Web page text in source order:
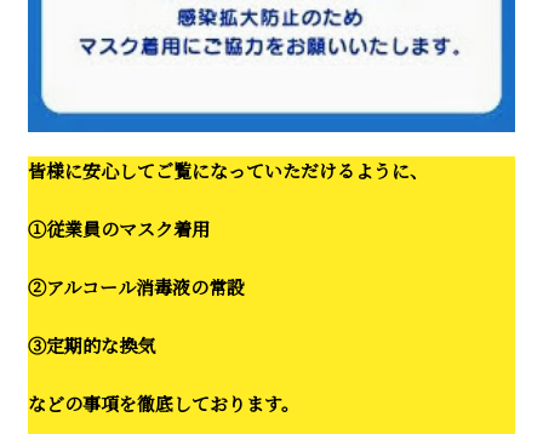
皆様に安心してご覧になっていただけるように、
①従業員のマスク着用
②アルコール消毒液の常設
③定期的な換気
などの事項を徹底しております。